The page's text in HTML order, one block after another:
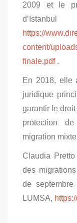
2009 et le
https://
content/
finale.pdf.
En 2018, elle
juridique
garantir le
protection
migration
Claudia
des
de
LUMSA,